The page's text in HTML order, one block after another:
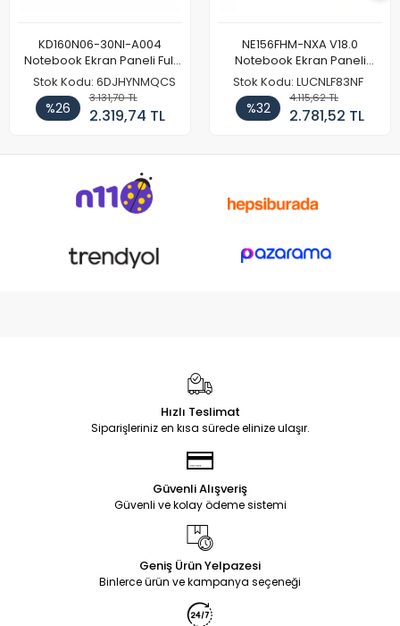
KD160N06-30NI-A004
Notebook Ekran Paneli Full
HD
Stok Kodu: 6DJHYNMQCS
%26
3.131,70 TL
2.319,74 TL
NE156FHM-NXA V18.0
Notebook Ekran Paneli
144Hz
Stok Kodu: LUCNLF83NF
%32
4.115,62 TL
2.781,52 TL
Hızlı Teslimat
Siparişleriniz en kısa sürede elinize ulaşır.
Güvenli Alışveriş
Güvenli ve kolay ödeme sistemi
Geniş Ürün Yelpazesi
Binlerce ürün ve kampanya seçeneği